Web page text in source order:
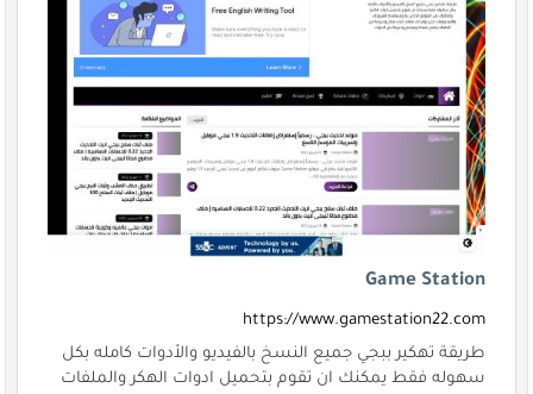
Game Station
https://www.gamestation22.com
طريقة تهكير ببجي جميع النسخ بالفيديو والأدوات كامله بكل
سهوله فقط يمكنك ان تقوم بتحميل ادوات الهكر والملفات